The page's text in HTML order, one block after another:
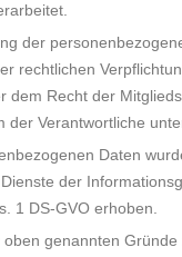
der
rechtlichen
dem Recht der
der Verantwortliche
Daten
der
1 DS-GVO erhoben.
genannten Gründe